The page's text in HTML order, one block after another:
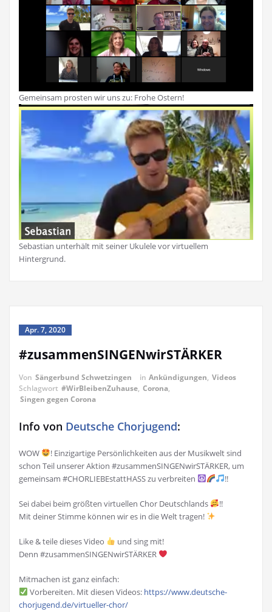
Gemeinsam prosten wir uns zu: Frohe Ostern!
Sebastian unterhält mit seiner Ukulele vor virtuellem
Hintergrund.
Apr. 7, 2020
#zusammenSINGENwirSTÄRKER
Von Sängerbund Schwetzingen in Ankündigungen, Videos
Schlagwort #WirBleibenZuhause, Corona,
Singen gegen Corona
Info von Deutsche Chorjugend:
WOW
! Einzigartige Persönlichkeiten aus der Musikwelt sind
schon Teil unserer Aktion #zusammenSINGENwirSTÄRKER, um
gemeinsam #CHORLIEBEstattHASS zu verbreiten
!!
Sei dabei beim größten virtuellen Chor Deutschlands
!!
Mit deiner Stimme können wir es in die Welt tragen!
Like & teile dieses Video
und sing mit!
Denn #zusammenSINGENwirSTÄRKER
Mitmachen ist ganz einfach:
Vorbereiten. Mit diesen Videos: https://www.deutsche-
chorjugend.de/virtueller-chor/